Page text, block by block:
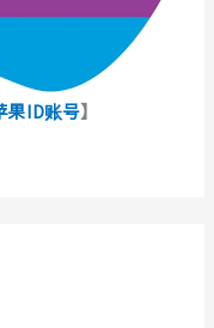
果ID账号】